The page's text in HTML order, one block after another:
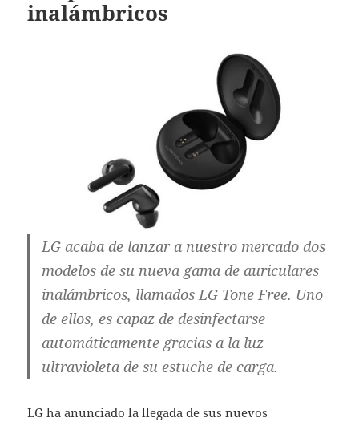
inalámbricos
LG acaba de lanzar a nuestro mercado dos
modelos de su nueva gama de auriculares
inalámbricos, llamados LG Tone Free. Uno
de ellos, es capaz de desinfectarse
automáticamente gracias a la luz
ultravioleta de su estuche de carga.
LG ha anunciado la llegada de sus nuevos